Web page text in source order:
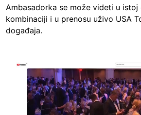
Ambasadorka se može videti u istoj
kombinaciji i u prenosu uživo USA
događaja.
Image